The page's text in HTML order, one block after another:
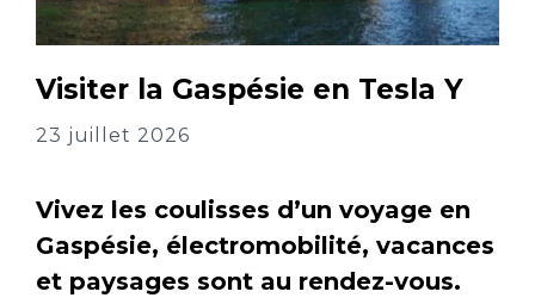
Visiter la Gaspésie en Tesla Y
23 juillet 2026
Vivez les coulisses d’un voyage en
Gaspésie, électromobilité, vacances
et paysages sont au rendez-vous.